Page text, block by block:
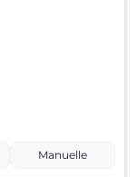
Manuelle